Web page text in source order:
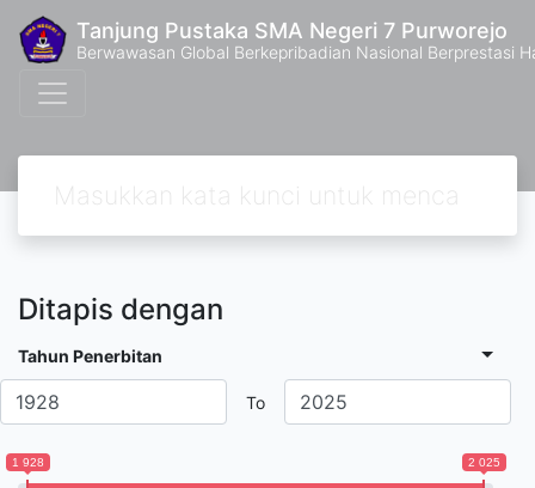
Tanjung Pustaka SMA Negeri 7 Purworejo
Berwawasan Global Berkepribadian Nasional Berprestasi
Ditapis dengan
Tahun Penerbitan
To
1 928 2 025